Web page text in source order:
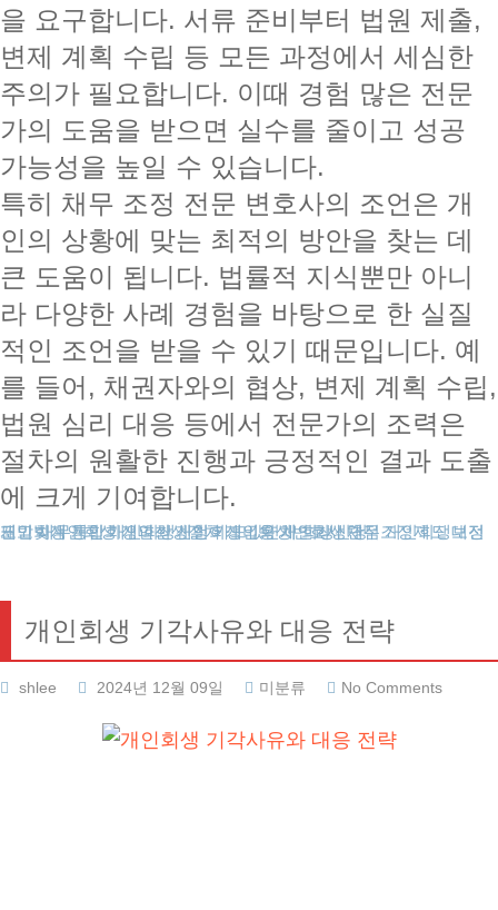
을 요구합니다. 서류 준비부터 법원 제출,
변제 계획 수립 등 모든 과정에서 세심한
주의가 필요합니다. 이때 경험 많은 전문
가의 도움을 받으면 실수를 줄이고 성공
가능성을 높일 수 있습니다.
특히 채무 조정 전문 변호사의 조언은 개
인의 상황에 맞는 최적의 방안을 찾는 데
큰 도움이 됩니다. 법률적 지식뿐만 아니
라 다양한 사례 경험을 바탕으로 한 실질
적인 조언을 받을 수 있기 때문입니다. 예
를 들어, 채권자와의 협상, 변제 계획 수립,
법원 심리 대응 등에서 전문가의 조력은
절차의 원활한 진행과 긍정적인 결과 도출
에 크게 기여합니다.
도박빚개인회생 개인회생절차 개인회생변호사 채무조정제도
대전개인회생 개인회생파산 개인회생비용 개인회생단점
개인회생보정권고 채무통합 개인회생신청 카드값연체 회생신청
개인회생 기각사유와 대응 전략
shlee 2024년 12월 09일 미분류 No Comments